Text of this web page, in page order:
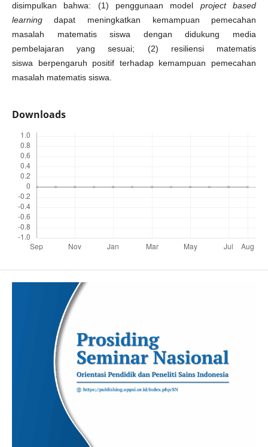
disimpulkan bahwa: (1) penggunaan model project based
learningdapat meningkatkan kemampuan pemecahan
masalah matematis siswa dengan didukung media
pembelajaran yang sesuai; (2) resiliensi matematis
siswa berpengaruh positif terhadap kemampuan pemecahan
masalah matematis siswa.
Downloads